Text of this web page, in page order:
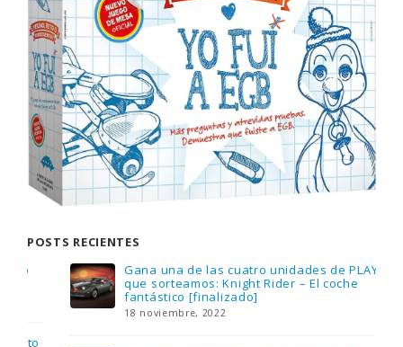
POSTS RECIENTES
Gana una de las cuatro unidades de PLAYMOBIL
que sorteamos: Knight Rider – El coche
fantástico [finalizado]
18 noviembre, 2022